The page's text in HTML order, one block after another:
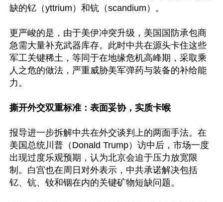
缺的钇（yttrium）和钪（scandium）。
更严峻的是，由于美伊冲突升级，美国国防承包商
急需大量补充武器库存。此时中共在源头卡住这些
军工关键稀土，等同于在地缘危机高峰期，采取乘
人之危的做法，严重威胁美军弹药与装备的补给能
力。
撕开外交双重标准：表面妥协，实质卡喉
报导进一步拆解中共在外交谈判上的两面手法。在
美国总统川普（Donald Trump）访中后，市场一度
出现过度乐观预期，认为北京会迫于压力放宽限
制。白宫也在周日对外表示，中共承诺解决包括
钇、钪、钕和铟在内的关键矿物短缺问题。